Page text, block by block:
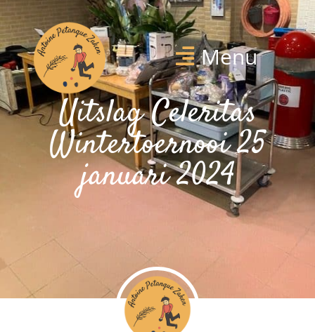
Menu
Uitslag Celeritas
Wintertoernooi 25
januari 2024